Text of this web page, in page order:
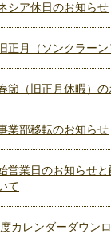
シア休日のお知らせ
正月（ソンクラー
節（旧正月休暇）
業部移転のお知らせ
営業日のお知らせ
て
カレンダーダウン